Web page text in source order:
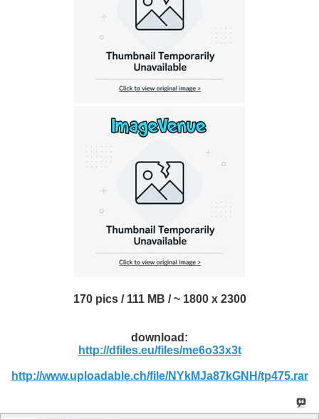
170 pics / 111 MB / ~ 1800 x 2300
download:
http://dfiles.eu/files/me6o33x3t
http://www.uploadable.ch/file/NYkMJa87kGNH/tp475.rar